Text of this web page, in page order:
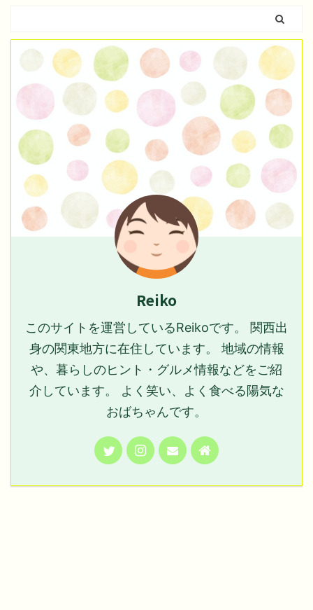
Reiko
このサイトを運営しているReikoです。 関西出
身の関東地方に在住しています。 地域の情報
や、暮らしのヒント・グルメ情報などをご紹
介しています。 よく笑い、よく食べる陽気な
おばちゃんです。